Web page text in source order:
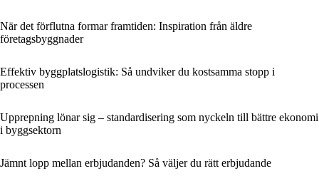
När det förflutna formar framtiden: Inspiration från äldre
företagsbyggnader
Effektiv byggplatslogistik: Så undviker du kostsamma stopp i
processen
Upprepning lönar sig – standardisering som nyckeln till bättre ekonomi
i byggsektorn
Jämnt lopp mellan erbjudanden? Så väljer du rätt erbjudande